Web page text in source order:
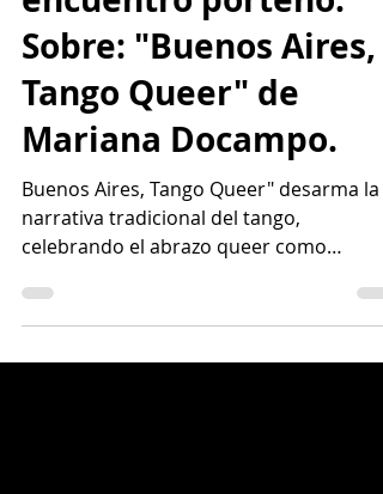
encuentro porteño.
Sobre: "Buenos Aires,
Tango Queer" de
Mariana Docampo.
Buenos Aires, Tango Queer" desarma la
narrativa tradicional del tango,
celebrando el abrazo queer como